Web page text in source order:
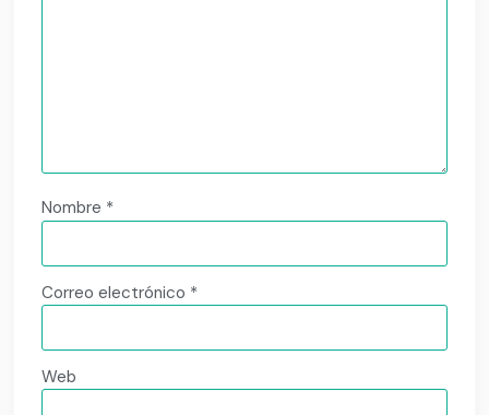
Nombre *
Correo electrónico *
Web